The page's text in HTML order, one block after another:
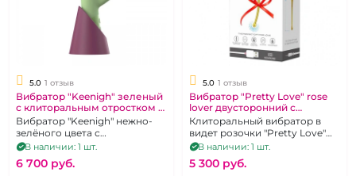
5.0 1 отзыв
Вибратор "Keenigh" зеленый
с клиторальным отростком и
базой для зарядки
Вибратор "Keenigh" нежно-
зелёного цвета с
клиторальным отростком и
базой для зарядки, 10
режимов вибрации
В наличии: 1 шт.
6 700 pуб.
5.0 1 отзыв
Вибратор "Pretty Love" rose
lover двусторонний с
язычком
Клиторальный вибратор в
видет розочки "Pretty Love"
rose lover в красном цвете
В наличии: 1 шт.
5 300 pуб.